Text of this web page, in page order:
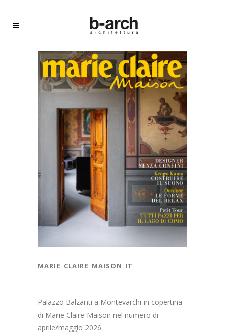
marie claire maison it
Palazzo Balzanti a Montevarchi in copertina
di Marie Claire Maison nel numero di
aprile/maggio 2026.